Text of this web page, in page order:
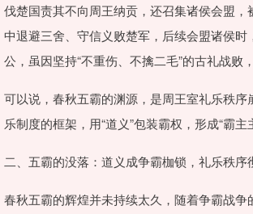
伐楚国责其不向周王纳贡，还召集诸侯会盟
中退避三舍、守信义败楚军，后续会盟诸侯
公，虽因坚持“不重伤、不擒二毛”的古礼战败
可以说，春秋五霸的渊源，是周王室礼乐秩
乐制度的框架，用“道义”包装霸权，形成“霸
二、五霸的没落：道义成争霸枷锁，礼乐秩序
春秋五霸的辉煌并未持续太久，随着争霸战争